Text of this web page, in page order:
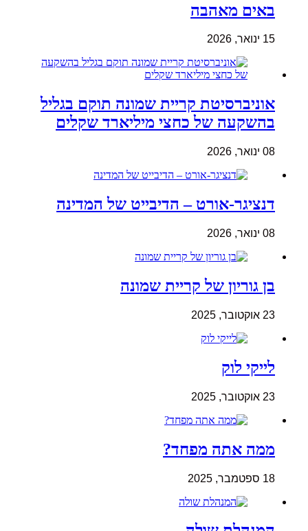
באים מאהבה
15 ינואר, 2026
אוניברסיטת קריית שמונה תוקם בגליל
בהשקעה של כחצי מיליארד שקלים
08 ינואר, 2026
דנציגר-אורט – הדיבייט של המדינה
08 ינואר, 2026
בן גוריון של קריית שמונה
23 אוקטובר, 2025
לייקי לוק
23 אוקטובר, 2025
ממה אתה מפחד?
18 ספטמבר, 2025